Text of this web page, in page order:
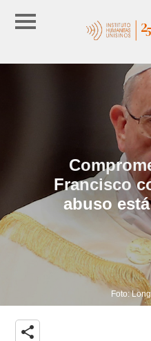
Francisco
abuso
Foto:
share